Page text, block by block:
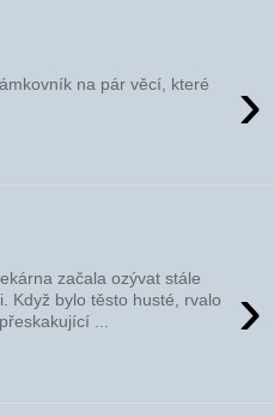
›
na pár věcí, které
›
začala ozývat stále
Když bylo těsto husté, rvalo
...